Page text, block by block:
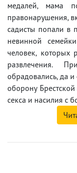
медалей, мама
правонарушения,
садисты попали в
невинной
человек, которых
развлечения.
обрадовались, да
оборону
секса и насилия с